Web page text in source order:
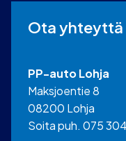
Ota yhteyttä
PP-auto Lohja
Maksjoentie 8
08200 Lohja
Soita puh. 075